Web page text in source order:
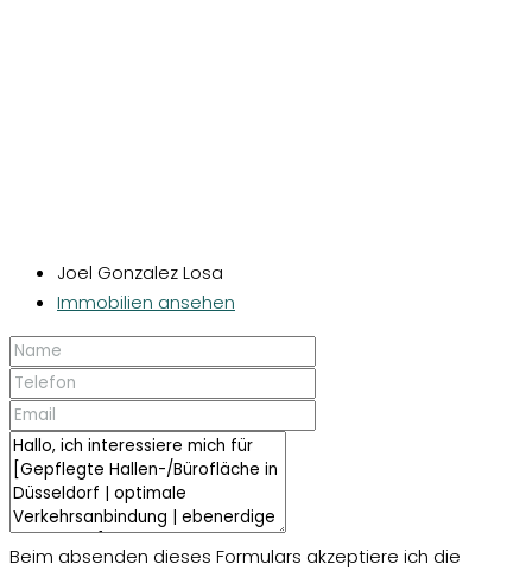
Joel Gonzalez Losa
Immobilien ansehen
Beim absenden dieses Formulars akzeptiere ich die